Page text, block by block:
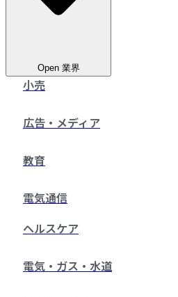
Open 業界
小売
広告・メディア
教育
電気通信
ヘルスケア
電気・ガス・水道